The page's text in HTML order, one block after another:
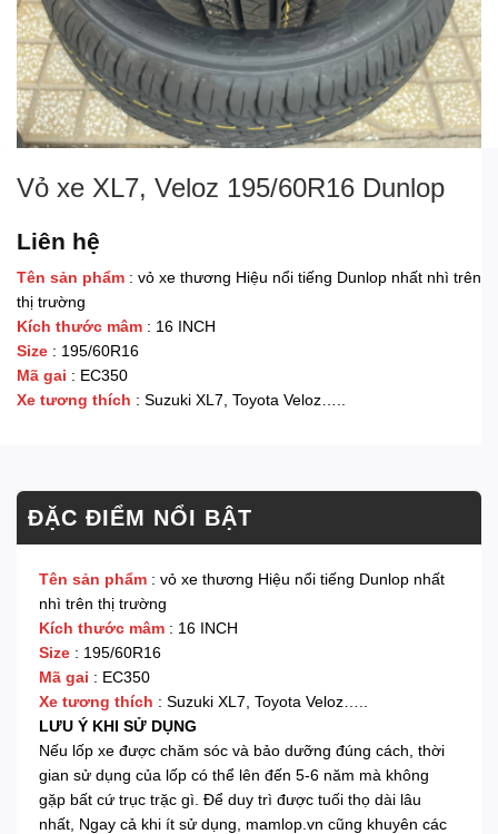
Vỏ xe XL7, Veloz 195/60R16 Dunlop
Liên hệ
Tên sản phẩm : vỏ xe thương Hiệu nổi tiếng Dunlop nhất nhì trên
thị trường
Kích thước mâm : 16 INCH
Size : 195/60R16
Mã gai : EC350
Xe tương thích : Suzuki XL7, Toyota Veloz…..
ĐẶC ĐIỂM NỔI BẬT
Tên sản phẩm : vỏ xe thương Hiệu nổi tiếng Dunlop nhất
nhì trên thị trường
Kích thước mâm : 16 INCH
Size : 195/60R16
Mã gai : EC350
Xe tương thích : Suzuki XL7, Toyota Veloz…..
LƯU Ý KHI SỬ DỤNG
Nếu lốp xe được chăm sóc và bảo dưỡng đúng cách, thời
gian sử dụng của lốp có thể lên đến 5-6 năm mà không
gặp bất cứ trục trặc gì. Để duy trì được tuối thọ dài lâu
nhất, Ngay cả khi ít sử dụng, mamlop.vn cũng khuyên các